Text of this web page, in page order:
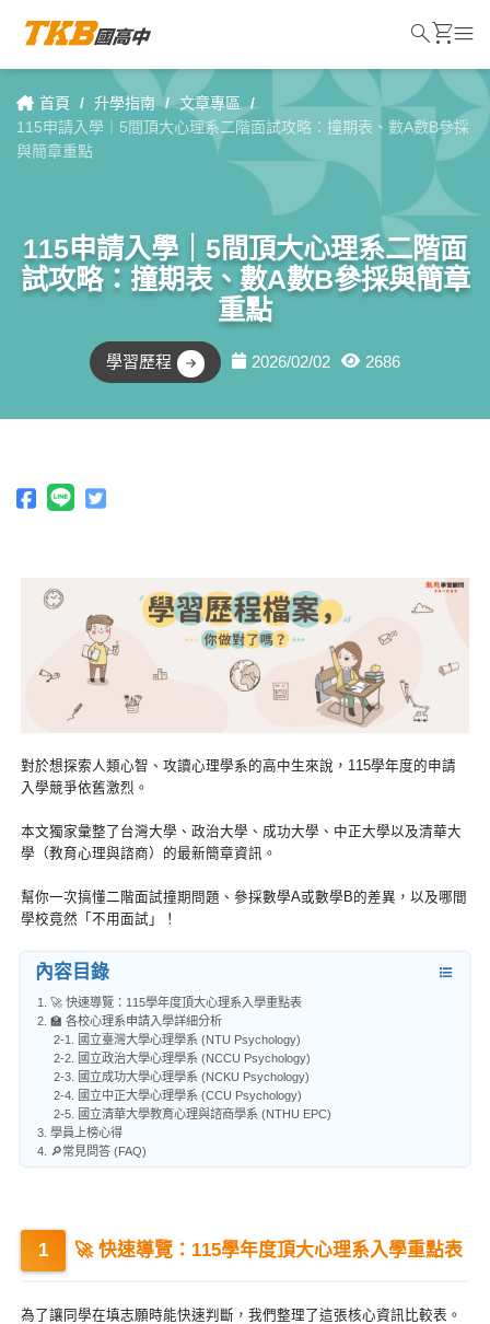
首頁 / 升學指南 / 文章專區
/
115申請入學｜5間頂大心理系二階面試攻略：撞期表、數A數B參採
與簡章重點
115申請入學｜5間頂大心理系二階面
試攻略：撞期表、數A數B參採與簡章
重點
學習歷程 2026/02/02 2686
對於想探索人類心智、攻讀心理學系的高中生來說，115學年度的申請
入學競爭依舊激烈。
本文獨家彙整了台灣大學、政治大學、成功大學、中正大學以及清華大
學（教育心理與諮商）的最新簡章資訊。
幫你一次搞懂二階面試撞期問題、參採數學A或數學B的差異，以及哪間
學校竟然「不用面試」！
內容目錄
1. 🚀 快速導覽：115學年度頂大心理系入學重點表
2. 🏫 各校心理系申請入學詳細分析
2-1. 國立臺灣大學心理學系 (NTU Psychology)
2-2. 國立政治大學心理學系 (NCCU Psychology)
2-3. 國立成功大學心理學系 (NCKU Psychology)
2-4. 國立中正大學心理學系 (CCU Psychology)
2-5. 國立清華大學教育心理與諮商學系 (NTHU EPC)
3. 學員上榜心得
4. 🔎常見問答 (FAQ)
🚀 快速導覽：115學年度頂大心理系入學重點表
為了讓同學在填志願時能快速判斷，我們整理了這張核心資訊比較表。
searchshopping_cartmenu